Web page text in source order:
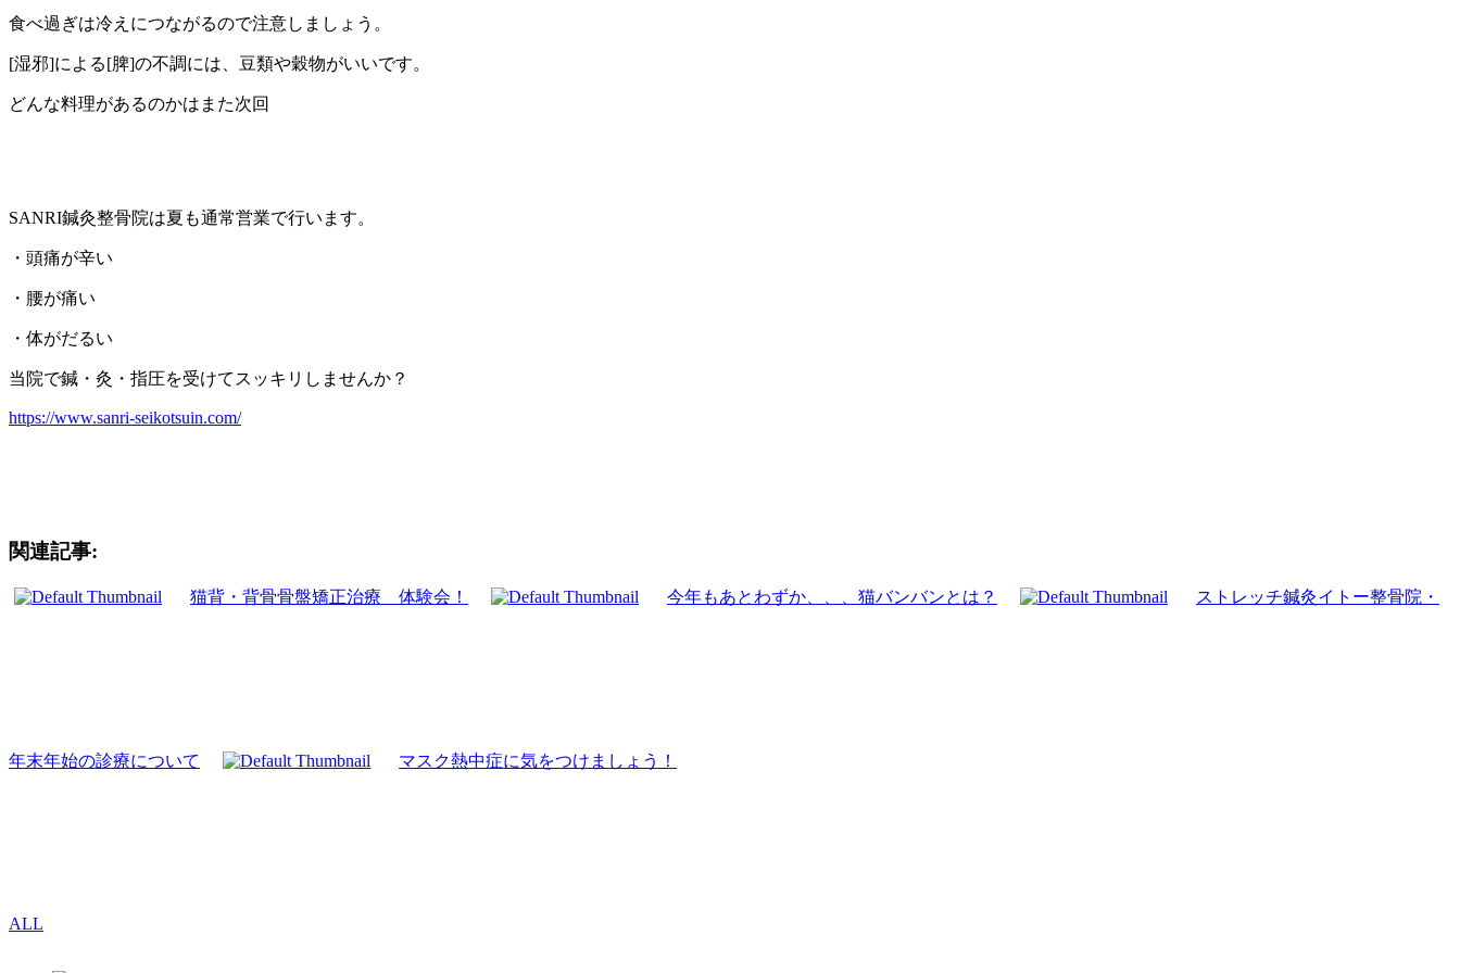
食べ過ぎは冷えにつながるので注意しましょう。
[湿邪]による[脾]の不調には、豆類や穀物がいいです。
どんな料理があるのかはまた次回
SANRI鍼灸整骨院は夏も通常営業で行います。
・頭痛が辛い
・腰が痛い
・体がだるい
当院で鍼・灸・指圧を受けてスッキリしませんか？
https://www.sanri-seikotsuin.com/
関連記事:
猫背・背骨骨盤矯正治療 体験会！ 今年もあとわずか、、、猫バンバンとは？ ストレッチ鍼灸イトー整骨院・
年末年始の診療について マスク熱中症に気をつけましょう！
ALL